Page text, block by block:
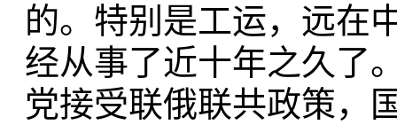
的。特别是工运，远在
经从事了近十年之久了
党接受联俄联共政策，